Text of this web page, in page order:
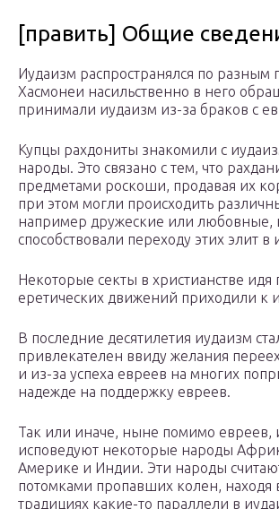
[править] Общие
Иудаизм распространялся по разным
Хасмонеи насильственно в него
принимали иудаизм из-за браков с
Купцы рахдониты знакомили с
народы. Это связано с тем, что
предметами роскоши, продавая их
при этом могли происходить
например дружеские или любовные,
способствовали переходу этих элит в
Некоторые секты в христианстве идя
еретических движений приходили к
В последние десятилетия иудаизм
привлекателен ввиду желания
и из-за успеха евреев на многих
надежде на поддержку евреев.
Так или иначе, ныне помимо евреев,
исповедуют некоторые народы
Америке и Индии. Эти народы
потомками пропавших колен, находя
традициях какие-то параллели в